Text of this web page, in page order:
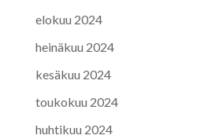
elokuu 2024
heinäkuu 2024
kesäkuu 2024
toukokuu 2024
huhtikuu 2024